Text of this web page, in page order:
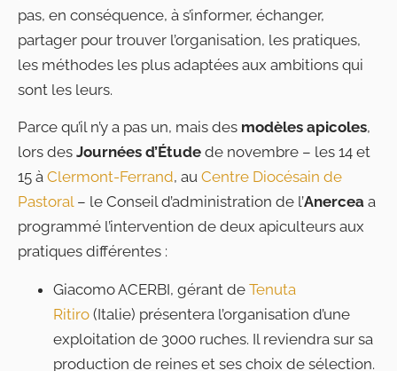
pas, en conséquence, à s’informer, échanger,
partager pour trouver l’organisation, les pratiques,
les méthodes les plus adaptées aux ambitions qui
sont les leurs.
Parce qu’il n’y a pas un, mais des modèles apicoles,
lors des Journées d’Étude de novembre – les 14 et
15 à Clermont-Ferrand, au Centre Diocésain de
Pastoral– le Conseil d’administration de l’Anercea a
programmé l’intervention de deux apiculteurs aux
pratiques différentes :
Giacomo ACERBI, gérant de Tenuta
Ritiro (Italie) présentera l’organisation d’une
exploitation de 3000 ruches. Il reviendra sur sa
production de reines et ses choix de sélection.